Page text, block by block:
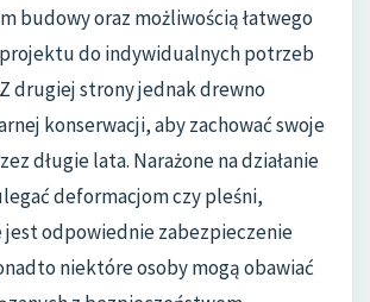
budowy oraz możliwością łatwego
do indywidualnych potrzeb
drugiej strony jednak drewno
konserwacji, aby zachować swoje
długie lata. Narażone na działanie
deformacjom czy pleśni,
jest odpowiednie zabezpieczenie
niektóre osoby mogą obawiać